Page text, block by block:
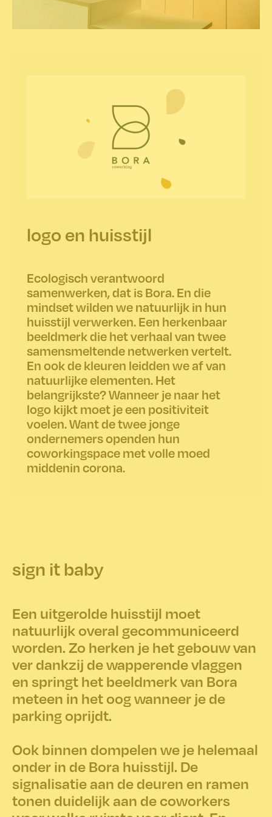
logo en huisstijl
Ecologisch verantwoord
samenwerken, dat is Bora. En die
mindset wilden we natuurlijk in hun
huisstijl verwerken. Een herkenbaar
beeldmerk die het verhaal van twee
samensmeltende netwerken vertelt.
En ook de kleuren leidden we af van
natuurlijke elementen. Het
belangrijkste? Wanneer je naar het
logo kijkt moet je een positiviteit
voelen. Want de twee jonge
ondernemers openden hun
coworkingspace met volle moed
middenin corona.
sign it baby
Een uitgerolde huisstijl moet
natuurlijk overal gecommuniceerd
worden. Zo herken je het gebouw van
ver dankzij de wapperende vlaggen
en springt het beeldmerk van Bora
meteen in het oog wanneer je de
parking oprijdt.
Ook binnen dompelen we je helemaal
onder in de Bora huisstijl. De
signalisatie aan de deuren en ramen
tonen duidelijk aan de coworkers